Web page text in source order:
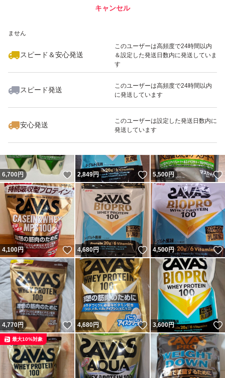
ません
スピード＆安心発送
このユーザーは高頻度で24時間以内
＆設定した発送日数内に発送していま
す
スピード発送
このユーザーは高頻度で24時間以内
に発送しています
安心発送
このユーザーは設定した発送日数内に
発送しています
キャンセル
いいね！
3,700
6,700円 いいね！
2,849円 いいね！
5,500円
4,100円 いいね！
4,680円 いいね！
4,500円
4,770円 いいね！
4,680円 いいね！
3,600円
最大10%対象